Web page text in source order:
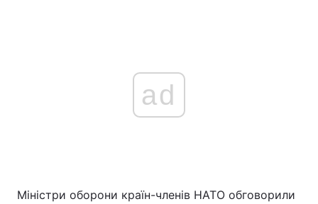
ad
Міністри оборони країн-членів НАТО обговорили